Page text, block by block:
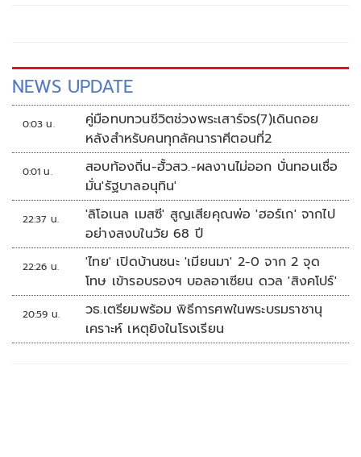
NEWS UPDATE
0:03 น.
คู่มือทบทวนชีวิตช่วงพระเสาร์จร(7)เดินถอย
หลังสำหรับคนทุกลัคนาราศีตอนที่2
0:01 น.
สอบท้องถิ่น-ฮั้วสว.-ผลงานไม่ออก บั่นทอนเชื่อ
มั่น'รัฐบาลอนุทิน'
22:37 น.
'ลิโอเนล เมสซี' สูญเสียคุณพ่อ 'ฮอร์เก' จากไป
อย่างสงบในวัย 68 ปี
22:26 น.
'ไทย' เปิดบ้านชนะ 'เมียนมา' 2-0 จาก 2 จุด
โทษ เข้ารอบรองฯ บอลอาเซียน ดวล 'สิงคโปร์'
20:59 น.
วธ.เตรียมพร้อม พิธีการศพในพระบรมราชานุ
เคราะห์ เหตุยิงในโรงเรียน